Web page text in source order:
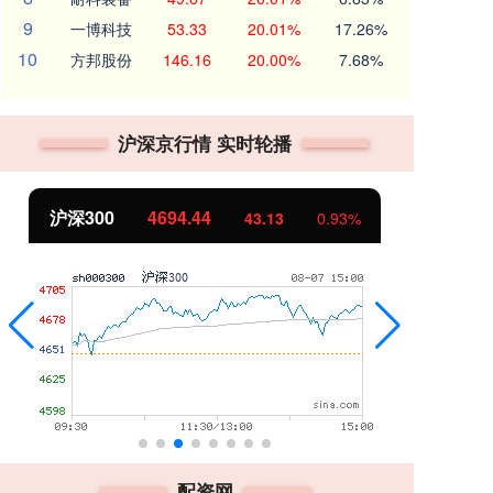
9 一博科技 53.33 20.01% 17.26%
10 方邦股份 146.16 20.00% 7.68%
沪深京行情 实时轮播
沪深300 4694.44 43.13 0.93%